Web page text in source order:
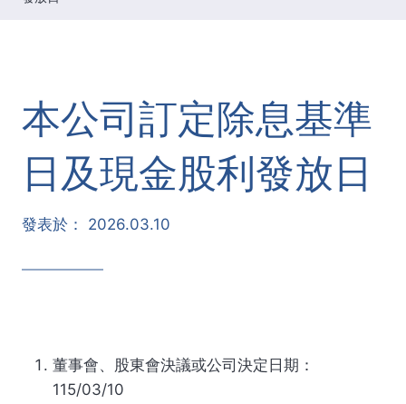
本公司訂定除息基準
日及現金股利發放日
發表於： 2026.03.10
董事會、股東會決議或公司決定日期：
115/03/10